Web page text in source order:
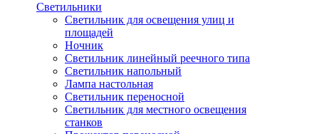
Светильники
Светильник для освещения улиц и
площадей
Ночник
Светильник линейный реечного типа
Светильник напольный
Лампа настольная
Светильник переносной
Светильник для местного освещения
станков